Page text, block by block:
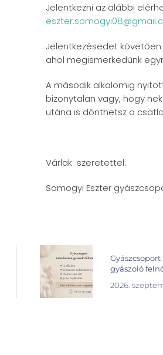
Jelentkezni az alábbi
Jelentkezésedet
ahol megismerkedünk
A második alkalomig
bizonytalan vagy, hogy
utána is dönthetsz a
Várlak szeretettel:
Somogyi Eszter
gyászoló
2026.